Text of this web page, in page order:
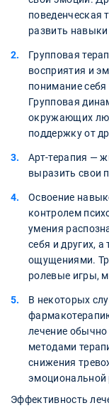
поведенческая
развить
Групповая
восприятия и
понимание
Групповая
окружающих
поддержку от
Арт-терапия —
выразить свои
Освоение
контролем
умения
себя и других,
ощущениями.
ролевые игры,
В некоторых
лечение обычно
методами
снижения
эмоциональной
Эффективность